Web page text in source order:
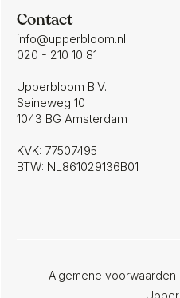
Contact
info@upperbloom.nl
020 - 210 10 81
Upperbloom B.V.
Seineweg 10
1043 BG Amsterdam
KVK: 77507495
BTW: NL861029136B01
Algemene voorwaarden